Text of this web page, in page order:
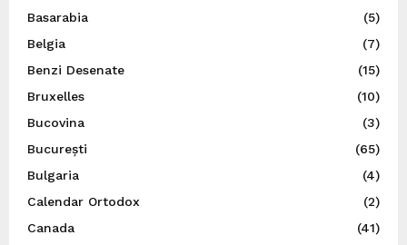
Basarabia
(5)
Belgia
(7)
Benzi Desenate
(15)
Bruxelles
(10)
Bucovina
(3)
București
(65)
Bulgaria
(4)
Calendar Ortodox
(2)
Canada
(41)